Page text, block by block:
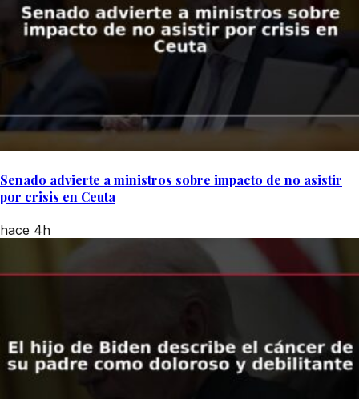
Senado advierte a ministros sobre impacto de no asistir
por crisis en Ceuta
hace 4h